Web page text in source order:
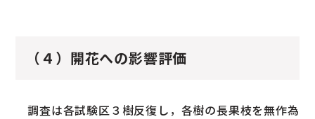
（４）開花への影響評価
調査は各試験区３樹反復し，各樹の長果枝を無作為